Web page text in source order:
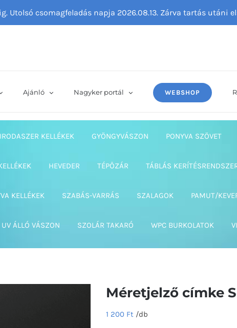
Ajánló Nagyker portál WEBSHOP
IRODASZER KELLÉKEK GYÖNGYVÁSZON PONYVA SZÖVET
HEVEDER TÉPŐZÁR TÁBLÁS
KELLÉKEK SZABÁS-VARRÁS SZALAGOK PAMUT/
UV ÁLLÓ VÁSZON SZOLÁR TAKARÓ WPC BURKOLATOK
Méretjelző címke
1 200 Ft /db
Utolsó csomagfeladás napja 2026.08.13. Zárva tartás utáni